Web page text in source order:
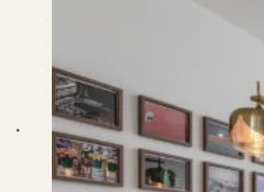
Partners
Maak gebruik van ons netwerk
Verenigingen
PUUR* is aangesloten bij...